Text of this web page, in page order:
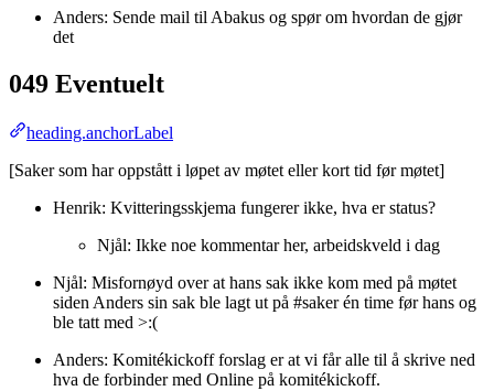
Anders: Sende mail til Abakus og spør om hvordan de gjør
det
049 Eventuelt
heading.anchorLabel
[Saker som har oppstått i løpet av møtet eller kort tid før møtet]
Henrik: Kvitteringsskjema fungerer ikke, hva er status?
Njål: Ikke noe kommentar her, arbeidskveld i dag
Njål: Misfornøyd over at hans sak ikke kom med på møtet
siden Anders sin sak ble lagt ut på #saker én time før hans og
ble tatt med >:(
Anders: Komitékickoff forslag er at vi får alle til å skrive ned
hva de forbinder med Online på komitékickoff.